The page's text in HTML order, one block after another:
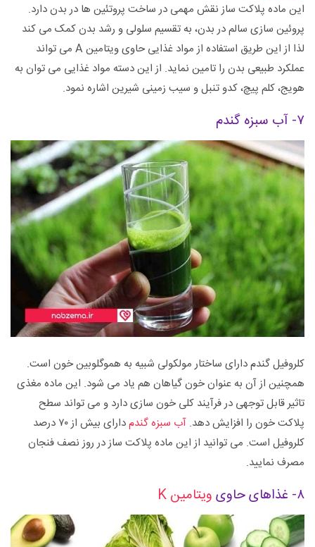
این ماده پلاکت ساز نقش مهمی در ساخت پروتئین ها در بدن دارد.
پروئین سازی سالم در بدن، به تقسیم سلولی و رشد بدن کمک می کند
لذا از این طریق استفاده از مواد غذایی حاوی ویتامین A می تواند
عملکرد طبیعی بدن را تامین نماید. از این دسته مواد غذایی می توان به
هویج، کلم پیچ، کدو تنبل و سیب زمینی شیرین اشاره نمود.
۷- آب سبزه گندم
کلروفیل گندم دارای ساختار مولکولی شبیه به هموگلوبین خون است.
همچنین از آن به عنوان خون گیاهان هم یاد می شود. این ماده مغذی
تاثیر قابل توجهی در فرآیند کلی خون سازی دارد و می تواند سطح
پلاکت خون را افزایش دهد. آب سبزه گندم
دارای بیش از ۷۰ درصد
کلروفیل است. می توانید از این ماده پلاکت ساز در روز نصف فنجان
مصرف نمایید.
۸- غذاهای حاوی ویتامین K